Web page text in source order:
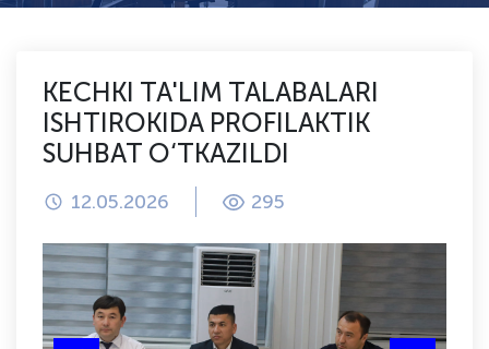
KECHKI TA'LIM TALABALARI
ISHTIROKIDA PROFILAKTIK
SUHBAT O‘TKAZILDI
12.05.2026 295